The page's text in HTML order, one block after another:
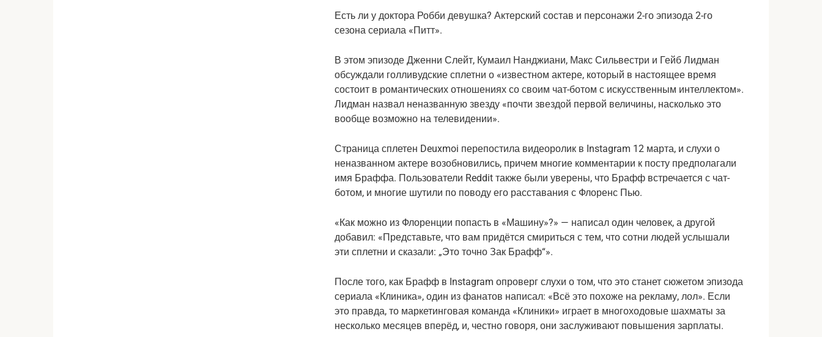
Есть ли у доктора Робби девушка? Актерский состав и персонажи 2-го эпизода 2-го
сезона сериала «Питт».
В этом эпизоде ​​Дженни Слейт, Кумаил Нанджиани, Макс Сильвестри и Гейб Лидман
обсуждали голливудские сплетни о «известном актере, который в настоящее время
состоит в романтических отношениях со своим чат-ботом с искусственным интеллектом».
Лидман назвал неназванную звезду «почти звездой первой величины, насколько это
вообще возможно на телевидении».
Страница сплетен Deuxmoi перепостила видеоролик в Instagram 12 марта, и слухи о
неназванном актере возобновились, причем многие комментарии к посту предполагали
имя Браффа. Пользователи Reddit также были уверены, что Брафф встречается с чат-
ботом, и многие шутили по поводу его расставания с Флоренс Пью.
«Как можно из Флоренции попасть в «Машину»?» — написал один человек, а другой
добавил: «Представьте, что вам придётся смириться с тем, что сотни людей услышали
эти сплетни и сказали: „Это точно Зак Брафф“».
После того, как Брафф в Instagram опроверг слухи о том, что это станет сюжетом эпизода
сериала «Клиника», один из фанатов написал: «Всё это похоже на рекламу, лол». Если
это правда, то маркетинговая команда «Клиники» играет в многоходовые шахматы за
несколько месяцев вперёд, и, честно говоря, они заслуживают повышения зарплаты.